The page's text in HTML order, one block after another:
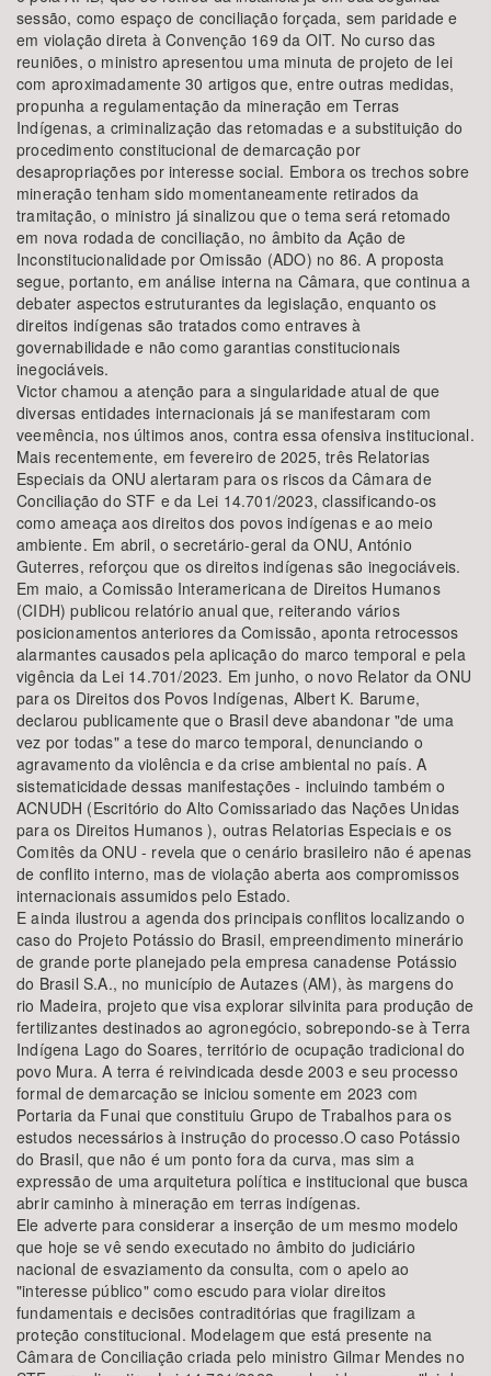
sessão, como espaço de conciliação forçada, sem paridade e
em violação direta à Convenção 169 da OIT. No curso das
reuniões, o ministro apresentou uma minuta de projeto de lei
com aproximadamente 30 artigos que, entre outras medidas,
propunha a regulamentação da mineração em Terras
Indígenas, a criminalização das retomadas e a substituição do
procedimento constitucional de demarcação por
desapropriações por interesse social. Embora os trechos sobre
mineração tenham sido momentaneamente retirados da
tramitação, o ministro já sinalizou que o tema será retomado
em nova rodada de conciliação, no âmbito da Ação de
Inconstitucionalidade por Omissão (ADO) no 86. A proposta
segue, portanto, em análise interna na Câmara, que continua a
debater aspectos estruturantes da legislação, enquanto os
direitos indígenas são tratados como entraves à
governabilidade e não como garantias constitucionais
inegociáveis.
Victor chamou a atenção para a singularidade atual de que
diversas entidades internacionais já se manifestaram com
veemência, nos últimos anos, contra essa ofensiva institucional.
Mais recentemente, em fevereiro de 2025, três Relatorias
Especiais da ONU alertaram para os riscos da Câmara de
Conciliação do STF e da Lei 14.701/2023, classificando-os
como ameaça aos direitos dos povos indígenas e ao meio
ambiente. Em abril, o secretário-geral da ONU, António
Guterres, reforçou que os direitos indígenas são inegociáveis.
Em maio, a Comissão Interamericana de Direitos Humanos
(CIDH) publicou relatório anual que, reiterando vários
posicionamentos anteriores da Comissão, aponta retrocessos
alarmantes causados pela aplicação do marco temporal e pela
vigência da Lei 14.701/2023. Em junho, o novo Relator da ONU
para os Direitos dos Povos Indígenas, Albert K. Barume,
declarou publicamente que o Brasil deve abandonar "de uma
vez por todas" a tese do marco temporal, denunciando o
agravamento da violência e da crise ambiental no país. A
sistematicidade dessas manifestações - incluindo também o
ACNUDH (Escritório do Alto Comissariado das Nações Unidas
para os Direitos Humanos ), outras Relatorias Especiais e os
Comitês da ONU - revela que o cenário brasileiro não é apenas
de conflito interno, mas de violação aberta aos compromissos
internacionais assumidos pelo Estado.
E ainda ilustrou a agenda dos principais conflitos localizando o
caso do Projeto Potássio do Brasil, empreendimento minerário
de grande porte planejado pela empresa canadense Potássio
do Brasil S.A., no município de Autazes (AM), às margens do
rio Madeira, projeto que visa explorar silvinita para produção de
fertilizantes destinados ao agronegócio, sobrepondo-se à Terra
Indígena Lago do Soares, território de ocupação tradicional do
povo Mura. A terra é reivindicada desde 2003 e seu processo
formal de demarcação se iniciou somente em 2023 com
Portaria da Funai que constituiu Grupo de Trabalhos para os
estudos necessários à instrução do processo.O caso Potássio
do Brasil, que não é um ponto fora da curva, mas sim a
expressão de uma arquitetura política e institucional que busca
abrir caminho à mineração em terras indígenas.
Ele adverte para considerar a inserção de um mesmo modelo
que hoje se vê sendo executado no âmbito do judiciário
nacional de esvaziamento da consulta, com o apelo ao
"interesse público" como escudo para violar direitos
fundamentais e decisões contraditórias que fragilizam a
proteção constitucional. Modelagem que está presente na
Câmara de Conciliação criada pelo ministro Gilmar Mendes no